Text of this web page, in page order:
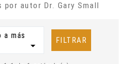
autor Dr. Gary Small
a más
 FILTRAR